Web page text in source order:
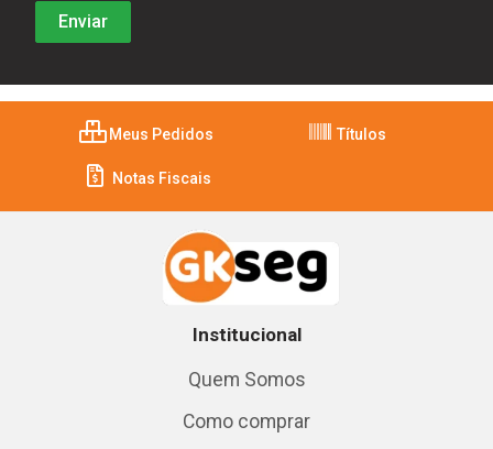
Meus Pedidos Títulos
Notas Fiscais
Institucional
Quem Somos
Como comprar